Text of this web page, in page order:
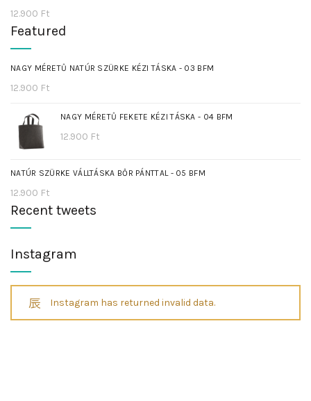
12.900 Ft
Featured
NAGY MÉRETŰ NATÚR SZÜRKE KÉZI TÁSKA - 03 BFM
12.900 Ft
NAGY MÉRETŰ FEKETE KÉZI TÁSKA - 04 BFM
12.900 Ft
NATÚR SZÜRKE VÁLLTÁSKA BŐR PÁNTTAL - 05 BFM
12.900 Ft
Recent tweets
Instagram
Instagram has returned invalid data.